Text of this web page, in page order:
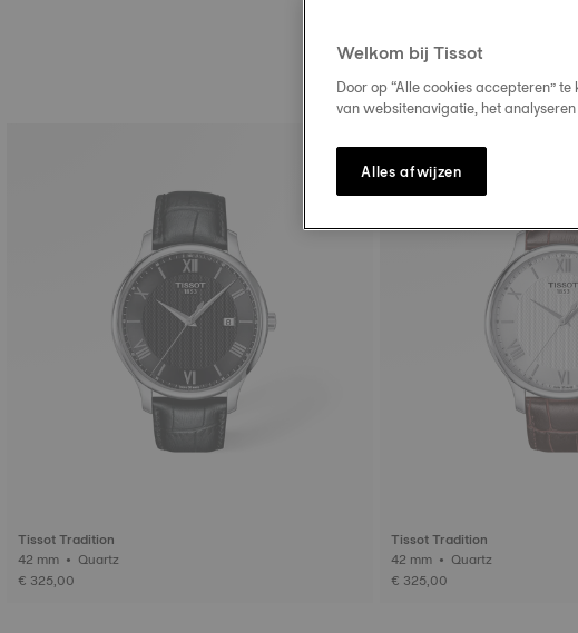
Tissot Tradition
42 mm • Quartz
€ 325,00
Tissot Tradition
42 mm • Quartz
€ 325,00
Welkom bij Tissot
Door op “Alle cookies accepteren”
van websitenavigatie, het
Alles afwijzen